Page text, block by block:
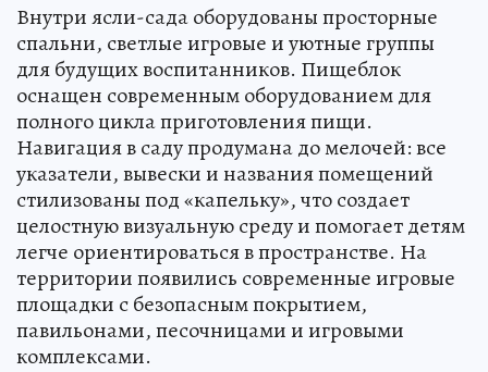
Внутри ясли-сада оборудованы просторные
спальни, светлые игровые и уютные группы
для будущих воспитанников. Пищеблок
оснащен современным оборудованием для
полного цикла приготовления пищи.
Навигация в саду продумана до мелочей: все
указатели, вывески и названия помещений
стилизованы под «капельку», что создает
целостную визуальную среду и помогает детям
легче ориентироваться в пространстве. На
территории появились современные игровые
площадки с безопасным покрытием,
павильонами, песочницами и игровыми
комплексами.